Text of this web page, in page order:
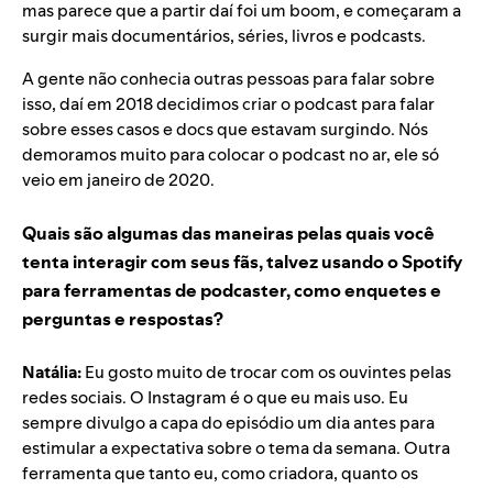
mas parece que a partir daí foi um boom, e começaram a
surgir mais documentários, séries, livros e podcasts.
A gente não conhecia outras pessoas para falar sobre
isso, daí em 2018 decidimos criar o podcast para falar
sobre esses casos e docs que estavam surgindo. Nós
demoramos muito para colocar o podcast no ar, ele só
veio em janeiro de 2020.
Quais são algumas das maneiras pelas quais você
tenta interagir com seus fãs, talvez usando o Spotify
para ferramentas de podcaster, como enquetes e
perguntas e respostas?
Natália:Eu gosto muito de trocar com os ouvintes pelas
redes sociais. O Instagram é o que eu mais uso. Eu
sempre divulgo a capa do episódio um dia antes para
estimular a expectativa sobre o tema da semana. Outra
ferramenta que tanto eu, como criadora, quanto os